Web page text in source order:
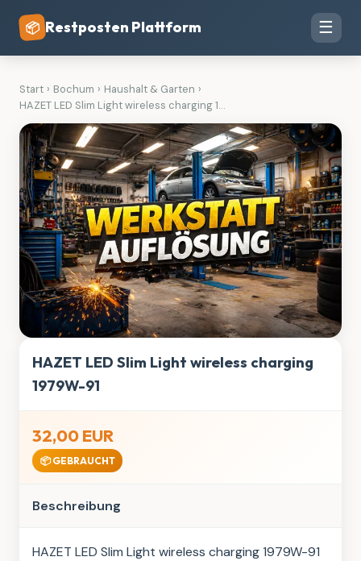
📦 Restposten Plattform ☰
Start › Bochum › Haushalt & Garten ›
HAZET LED Slim Light wireless charging 1...
HAZET LED Slim Light wireless charging
1979W-91
32,00 EUR
📦 GEBRAUCHT
Beschreibung
HAZET LED Slim Light wireless charging 1979W-91